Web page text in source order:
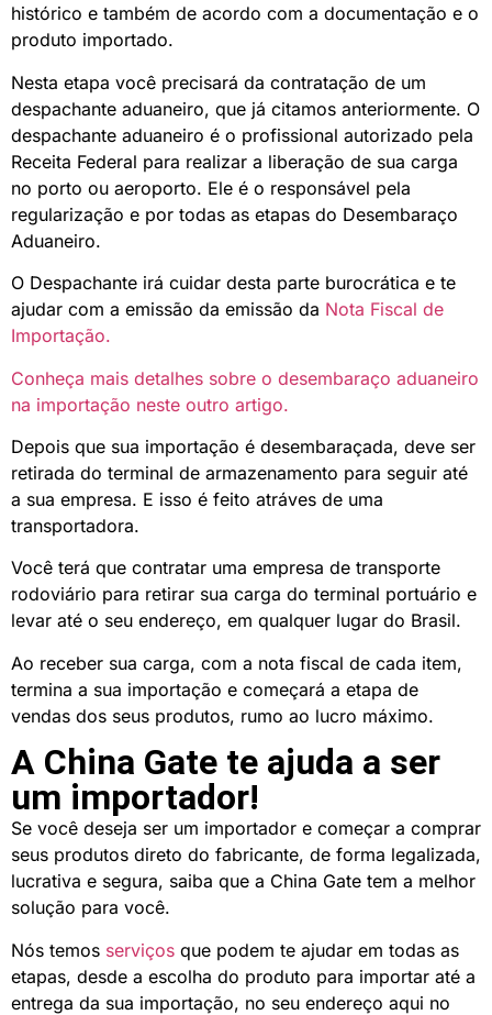
histórico e também de acordo com a documentação e o
produto importado.
Nesta etapa você precisará da contratação de um
despachante aduaneiro, que já citamos anteriormente. O
despachante aduaneiro é o profissional autorizado pela
Receita Federal para realizar a liberação de sua carga
no porto ou aeroporto. Ele é o responsável pela
regularização e por todas as etapas do Desembaraço
Aduaneiro.
O Despachante irá cuidar desta parte burocrática e te
ajudar com a emissão da emissão da Nota Fiscal de
Importação.
Conheça mais detalhes sobre o desembaraço aduaneiro
na importação neste outro artigo.
Depois que sua importação é desembaraçada, deve ser
retirada do terminal de armazenamento para seguir até
a sua empresa. E isso é feito atráves de uma
transportadora.
Você terá que contratar uma empresa de transporte
rodoviário para retirar sua carga do terminal portuário e
levar até o seu endereço, em qualquer lugar do Brasil.
Ao receber sua carga, com a nota fiscal de cada item,
termina a sua importação e começará a etapa de
vendas dos seus produtos, rumo ao lucro máximo.
A China Gate te ajuda a ser
um importador!
Se você deseja ser um importador e começar a comprar
seus produtos direto do fabricante, de forma legalizada,
lucrativa e segura, saiba que a China Gate tem a melhor
solução para você.
Nós temos serviços que podem te ajudar em todas as
etapas, desde a escolha do produto para importar até a
entrega da sua importação, no seu endereço aqui no